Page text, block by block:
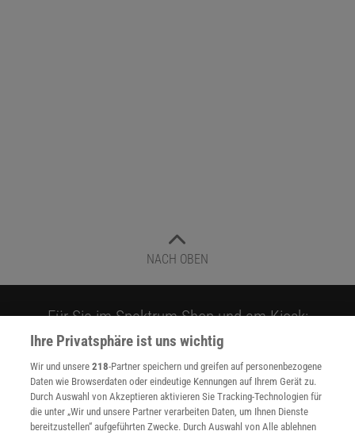
NACH OBEN
Für Sie im Spektrum-Shop und am Kiosk:
Ihre Privatsphäre ist uns wichtig
Wir und unsere218-Partner speichern und greifen auf personenbezogene
Daten wie Browserdaten oder eindeutige Kennungen auf Ihrem Gerät zu.
Durch Auswahl von Akzeptieren aktivieren Sie Tracking-Technologien für
die unter „Wir und unsere Partner verarbeiten Daten, um Ihnen Dienste
bereitzustellen“ aufgeführten Zwecke. Durch Auswahl von Alle ablehnen